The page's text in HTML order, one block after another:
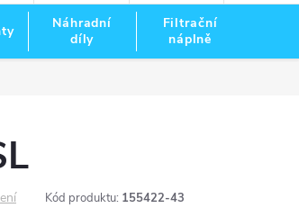
Náhradní
díly
Filtrační
náplně
Kód produktu: 155422-43